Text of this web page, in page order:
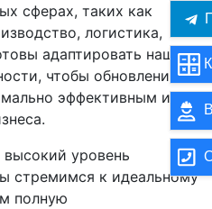
сферах, таких как
логистика,
адаптировать наши
чтобы обновление
эффективным и
уровень
стремимся к идеальному
полную